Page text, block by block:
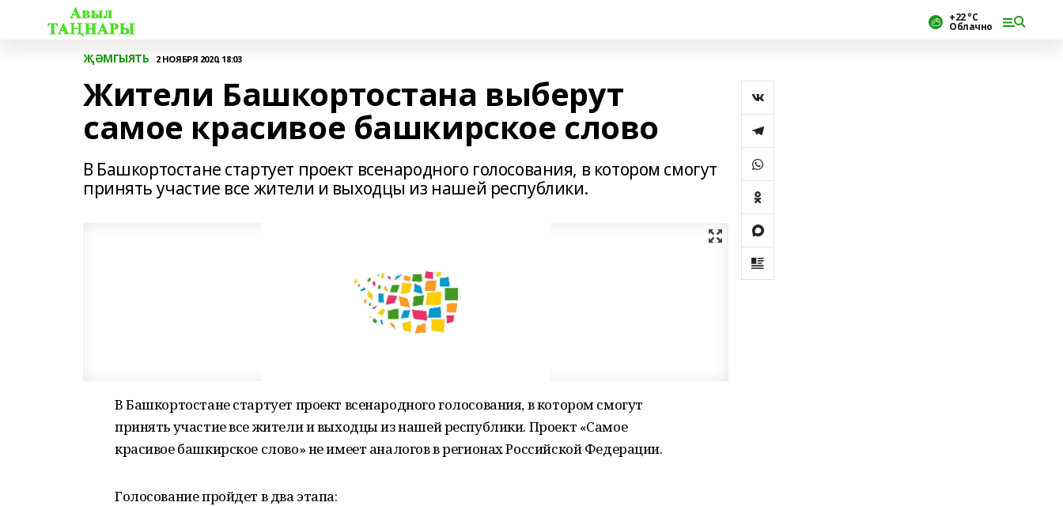
+22 °С
Облачно
ҖӘМГЫЯТЬ 2 НОЯБРЯ 2020, 18:03
Жители Башкортостана выберут
самое красивое башкирское слово
В Башкортостане стартует проект всенародного голосования, в котором смогут
принять участие все жители и выходцы из нашей республики.
В Башкортостане стартует проект всенародного голосования, в котором смогут
принять участие все жители и выходцы из нашей республики. Проект «Самое
красивое башкирское слово» не имеет аналогов в регионах Российской Федерации.
Голосование пройдет в два этапа: